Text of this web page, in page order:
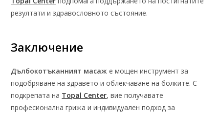
резултати и здравословното състояние.
Заключение
Дълбокотъканният масаж е мощен инструмент за
подобряване на здравето и облекчаване на болките. С
подкрепата на Topal Center, вие получавате
професионална грижа и индивидуален подход за